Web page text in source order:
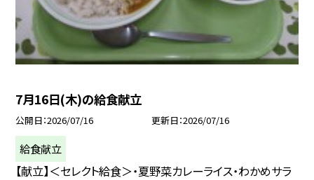
7月16日(木)の給食献立
公開日 2026/07/16 更新日 2026/07/16
給食献立
【献立】＜セレクト給食＞・夏野菜カレーライス・わかめサラ